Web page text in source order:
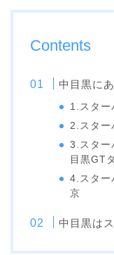
Contents
中目黒に
1.スター
2.スター
3.スター
目黒GT
4.スター
京
中目黒は